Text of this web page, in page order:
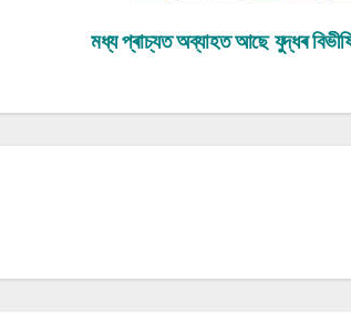
মধ্য প্ৰাচ্যত অব্যাহত আছে যুদ্ধৰ